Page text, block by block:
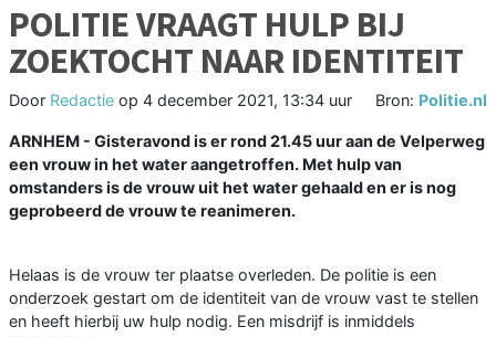
POLITIE VRAAGT HULP BIJ
ZOEKTOCHT NAAR IDENTITEIT
Door Redactie op 4 december 2021, 13:34 uur Bron: Politie.nl
ARNHEM - Gisteravond is er rond 21.45 uur aan de Velperweg
een vrouw in het water aangetroffen. Met hulp van
omstanders is de vrouw uit het water gehaald en er is nog
geprobeerd de vrouw te reanimeren.
Helaas is de vrouw ter plaatse overleden. De politie is een
onderzoek gestart om de identiteit van de vrouw vast te stellen
en heeft hierbij uw hulp nodig. Een misdrijf is inmiddels